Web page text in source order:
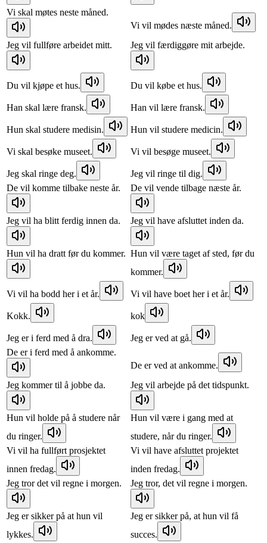
Vi skal møtes neste måned.
Vi vil mødes næste måned.
Jeg vil fullføre arbeidet mitt.
Jeg vil færdiggøre mit arbejde.
Du vil kjøpe et hus. Du vil købe et hus.
Han skal lære fransk. Han vil lære fransk.
Hun skal studere medisin. Hun vil studere medicin.
Vi skal besøke museet. Vi vil besøge museet.
Jeg skal ringe deg.
Jeg vil ringe til dig.
De vil komme tilbake neste år.
De vil vende tilbage næste år.
Jeg vil ha blitt ferdig innen da. Jeg vil have afsluttet inden da.
Hun vil ha dratt før du kommer. Hun vil være taget af sted, før du
kommer.
Vi vil ha bodd her i et år. Vi vil have boet her i et år.
Kokk. kok
Jeg er i ferd med å dra.
Jeg er ved at gå.
De er i ferd med å ankomme.
De er ved at ankomme.
Jeg kommer til å jobbe da.
Jeg vil arbejde på det tidspunkt.
Hun vil holde på å studere når
du ringer.
Hun vil være i gang med at
studere, når du ringer.
Vi vil ha fullført prosjektet
innen fredag.
Vi vil have afsluttet projektet
inden fredag.
Jeg tror det vil regne i morgen.
Jeg tror, det vil regne i morgen.
Jeg er sikker på at hun vil
lykkes.
Jeg er sikker på, at hun vil få
succes.